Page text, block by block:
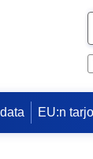
e
EU:n